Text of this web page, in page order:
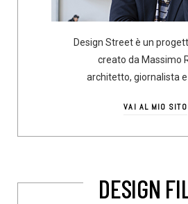
Design Street è un
creato da Massimo
architetto, giornalista e
VAI AL MIO SITO
DESIGN